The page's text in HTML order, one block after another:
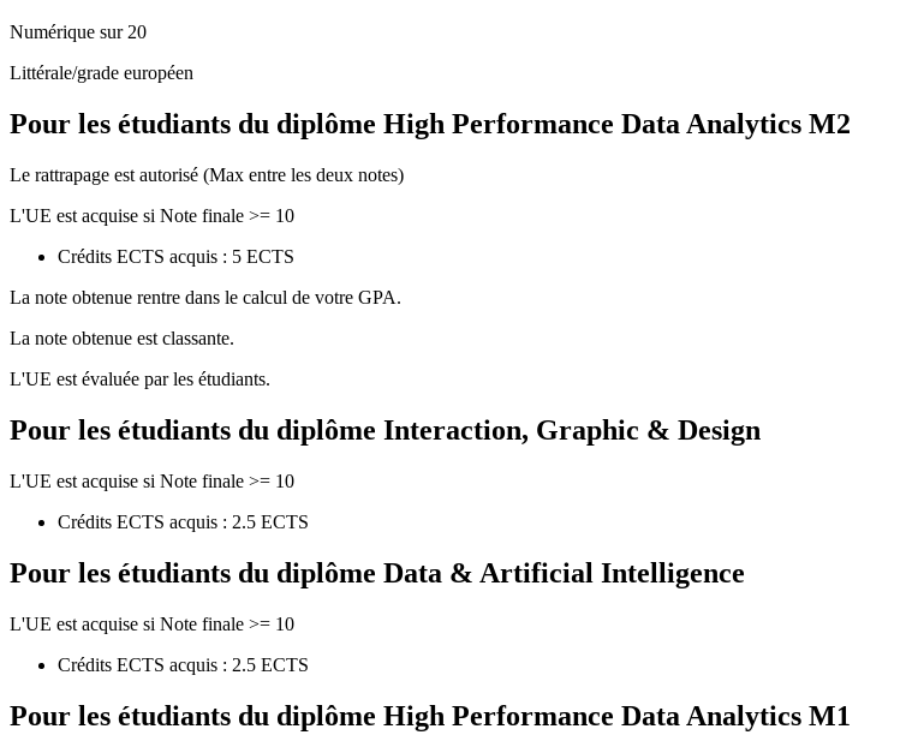
Numérique sur 20
Littérale/grade européen
Pour les étudiants du diplôme High Performance Data Analytics M2
Le rattrapage est autorisé (Max entre les deux notes)
L'UE est acquise si Note finale >= 10
Crédits ECTS acquis : 5 ECTS
La note obtenue rentre dans le calcul de votre GPA.
La note obtenue est classante.
L'UE est évaluée par les étudiants.
Pour les étudiants du diplôme Interaction, Graphic & Design
L'UE est acquise si Note finale >= 10
Crédits ECTS acquis : 2.5 ECTS
Pour les étudiants du diplôme Data & Artificial Intelligence
L'UE est acquise si Note finale >= 10
Crédits ECTS acquis : 2.5 ECTS
Pour les étudiants du diplôme High Performance Data Analytics M1